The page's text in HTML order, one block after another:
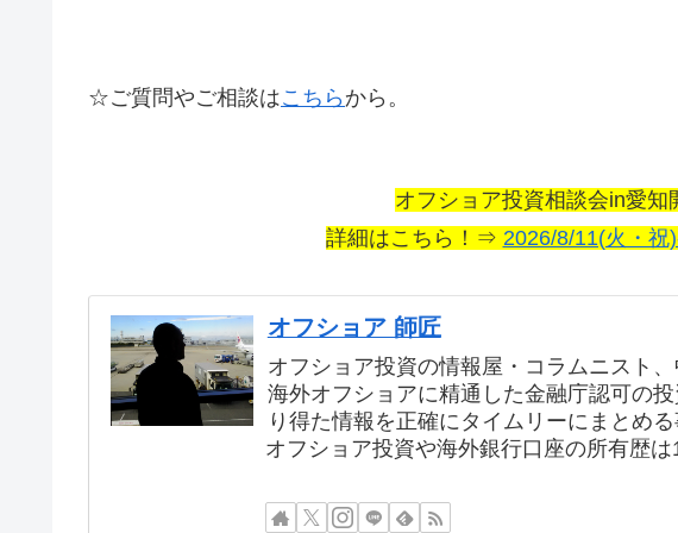
☆ご質問やご相談はこちら から。
オフショア投資相談会in愛知
詳細はこちら！⇒ 2026/8/11(火・祝
オフショア 師匠
オフショア投資の情報屋・コラムニスト
海外オフショアに精通した金融庁認可の
り得た情報を正確にタイムリーにまとめ
オフショア投資や海外銀行口座の所有歴は